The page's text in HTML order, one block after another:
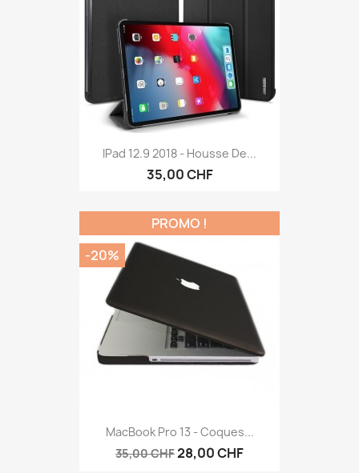
IPad 12.9 2018 - Housse De...
35,00 CHF
MacBook Pro 13 - Coques...
35,00 CHF28,00 CHF
PROMO !
-20%